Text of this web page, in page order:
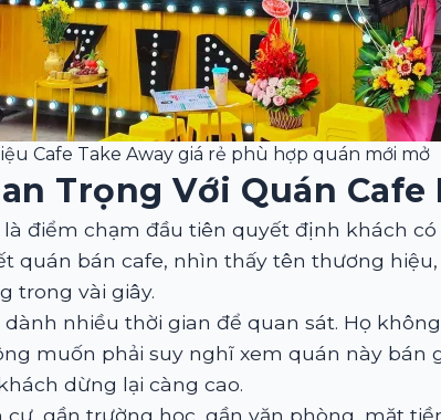
Cafe Take Away giá rẻ phù hợp quán mới mở
Trọng Với Quán
điểm chạm đầu tiên quyết định khách
quán bán cafe, nhìn thấy tên thương
trong vài giây.
nhiều thời gian để quan sát. Họ
muốn phải suy nghĩ xem quán này bán
dừng lại càng cao.
gần trường học, gần văn phòng, mặt